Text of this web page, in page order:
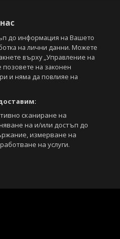
до информация на Вашето
на лични данни. Можете
върху „Управление на
позовете на законен
и няма да повлияе на
сканиране на
на и/или достъп до
измерване на
на услуги.